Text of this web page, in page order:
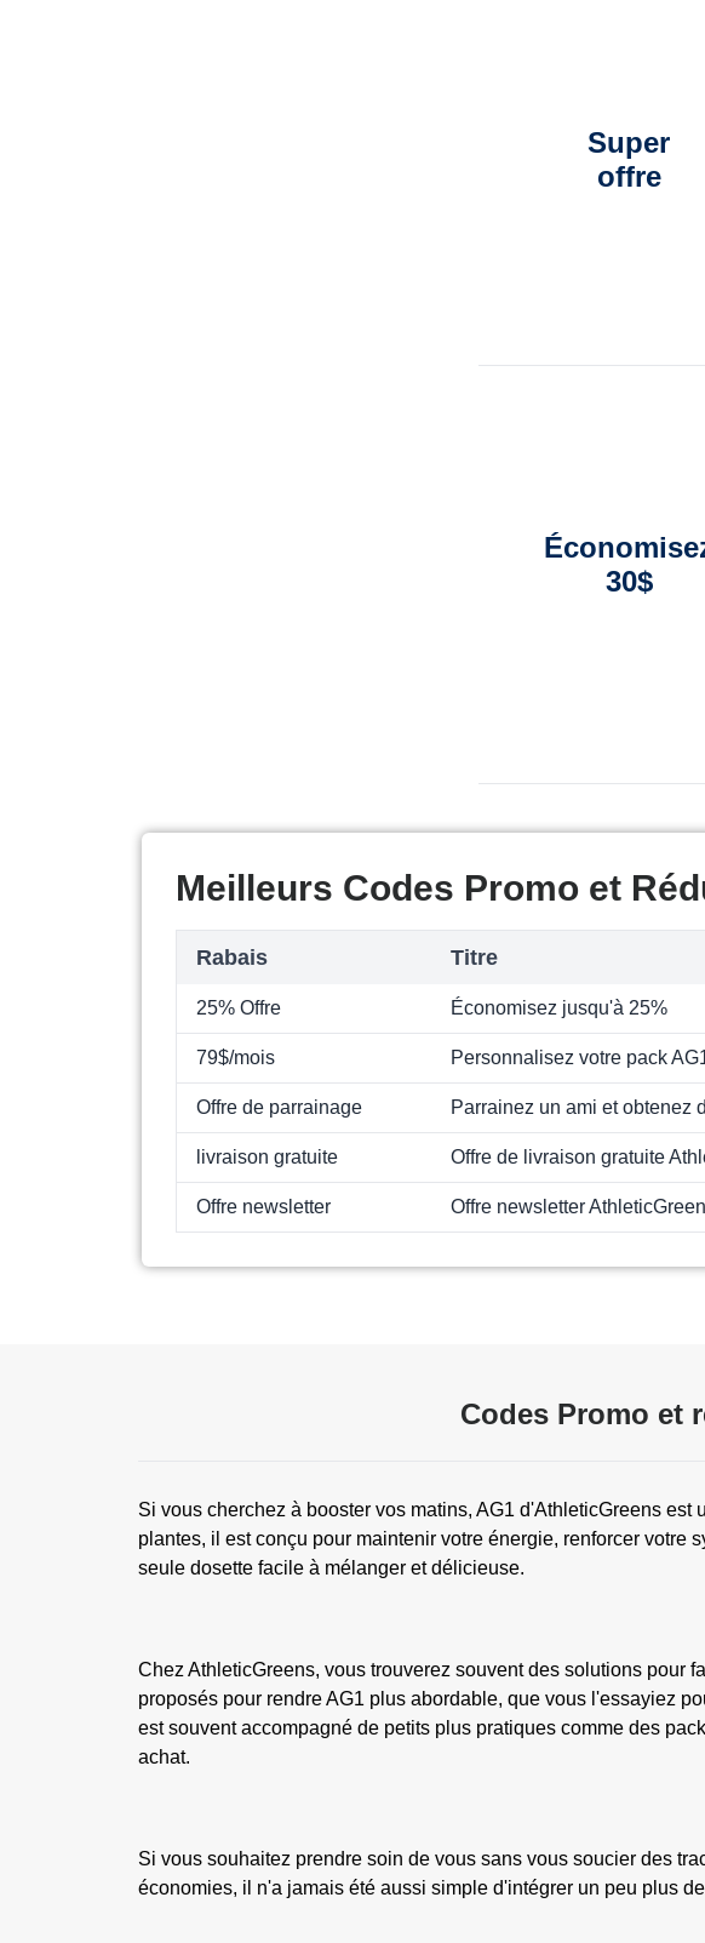
Super
offre
30$
Meilleurs Codes Promo et
Rabais Titre
25% Offre Économisez jusqu'à 25%
79$/mois Personnalisez votre pack
Offre de parrainage Parrainez un ami et obtenez
livraison gratuite Offre de livraison gratuite
Offre newsletter Offre newsletter
Codes Promo et
Si vous cherchez à booster vos matins, AG1 d'AthleticGreens
plantes, il est conçu pour maintenir votre énergie, renforcer votre
seule dosette facile à mélanger et délicieuse.
Chez AthleticGreens, vous trouverez souvent des solutions pour
proposés pour rendre AG1 plus abordable, que vous l'essayiez
est souvent accompagné de petits plus pratiques comme des
achat.
Si vous souhaitez prendre soin de vous sans vous soucier des
économies, il n'a jamais été aussi simple d'intégrer un peu plus